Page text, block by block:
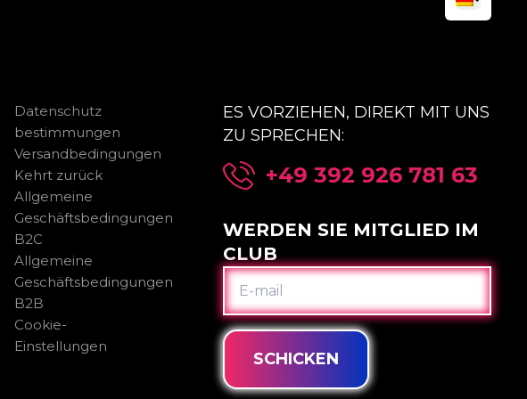
Datenschutz
bestimmungen
Versandbedingungen
Kehrt zurück
Allgemeine
Geschäftsbedingungen
B2C
Allgemeine
Geschäftsbedingungen
B2B
Cookie-
Einstellungen
ES VORZIEHEN, DIREKT MIT UNS
ZU SPRECHEN:
+49 392 926 781 63
WERDEN SIE MITGLIED IM
CLUB
E-
MAIL
SCHICKEN